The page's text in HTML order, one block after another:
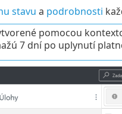
stavu a podrobnosti
pomocou
7 dní po uplynutí